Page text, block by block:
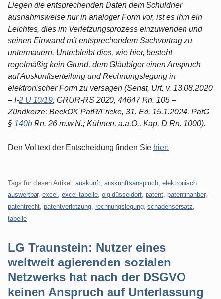
Liegen die entsprechenden Daten dem Schuldner
ausnahmsweise nur in analoger Form vor, ist es ihm ein
Leichtes, dies im Verletzungsprozess einzuwenden und
seinen Einwand mit entsprechendem Sachvortrag zu
untermauern. Unterbleibt dies, wie hier, besteht
regelmäßig kein Grund, dem Gläubiger einen Anspruch
auf Auskunftserteilung und Rechnungslegung in
elektronischer Form zu versagen (Senat, Urt. v. 13.08.2020
– I-2 U 10/19, GRUR-RS 2020, 44647 Rn. 105 –
Zündkerze; BeckOK PatR/Fricke, 31. Ed. 15.1.2024, PatG
§ 140b Rn. 26 m.w.N.; Kühnen, a.a.O., Kap. D Rn. 1000).
Den Volltext der Entscheidung finden Sie hier:
Tags für diesen Artikel: auskunft auskunftsanspruch elektronisch
auswertbar, excel excel-tabelle olg düsseldorf patent patentinahber,
patentrecht patentverletzung rechnungslegung schadensersatz
tabelle
LG Traunstein: Nutzer eines
weltweit agierenden sozialen
Netzwerks hat nach der DSGVO
keinen Anspruch auf Unterlassung